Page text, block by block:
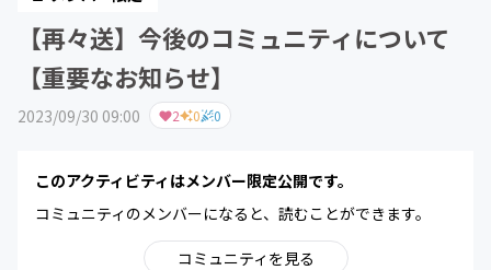
【再々送】今後のコミュニティについて
【重要なお知らせ】
2023/09/30 09:00 2 0 0
このアクティビティはメンバー限定公開です。
コミュニティのメンバーになると、読むことができます。
コミュニティを見る